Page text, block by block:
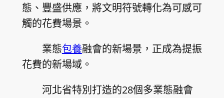
態、豐盛供應，將文明符號轉化為可感可
觸的花費場景。
業態包養融會的新場景，正成為提振
花費的新場域。
河北省特別打造的28個多業態融會